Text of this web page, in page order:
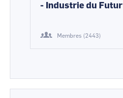
- Industrie du Futur
Membres (2443)